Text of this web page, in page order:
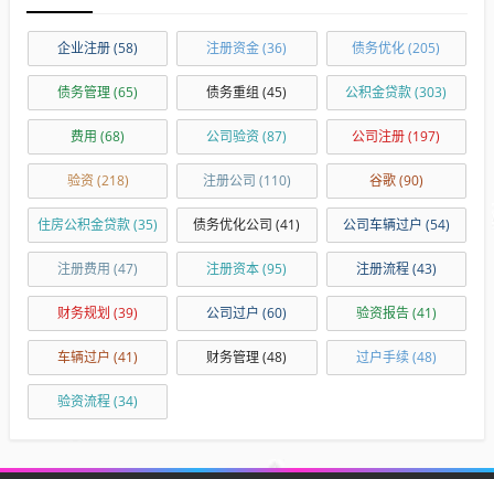
企业注册(58) 注册资金(36) 债务优化(205)
债务管理(65) 债务重组 (45) 公积金贷款(303)
费用 (68) 公司验资(87) 公司注册(197)
验资 (218) 注册公司 (110) 谷歌(90)
住房公积金贷款(35) 债务优化公司 (41) 公司车辆过户 (54)
注册费用 (47) 注册资本(95) 注册流程(43)
财务规划 (39) 公司过户 (60) 验资报告(41)
车辆过户 (41) 财务管理(48) 过户手续(48)
验资流程(34)